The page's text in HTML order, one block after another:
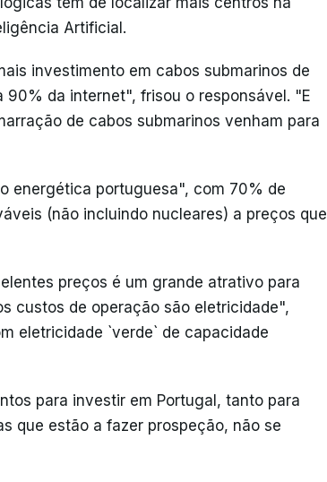
Artificial.
investimento em cabos submarinos de
da internet", frisou o responsável. "E
de cabos submarinos venham para
energética portuguesa", com 70% de
(não incluindo nucleares) a preços que
preços é um grande atrativo para
custos de operação são eletricidade",
eletricidade `verde` de capacidade
para investir em Portugal, tanto para
que estão a fazer prospeção, não se